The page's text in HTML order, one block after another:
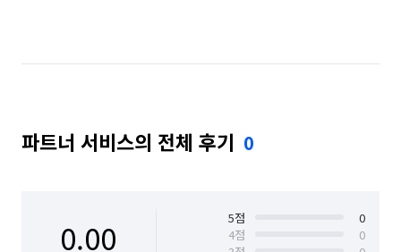
파트너 서비스의 전체 후기 0
0.00 5점
0
4점
0